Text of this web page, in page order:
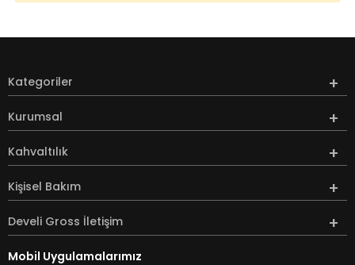
Kategoriler
Kurumsal
Kahvaltılık
Kişisel Bakım
Develi Gross İletişim
Mobil Uygulamalarımız